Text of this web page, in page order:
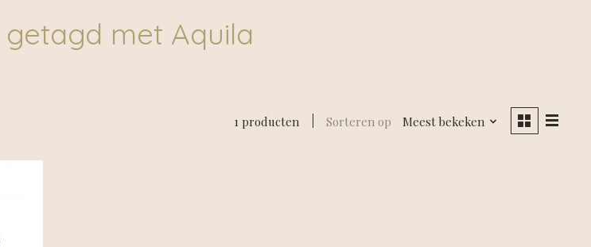
met Aquila
1 producten Sorteren op Meest bekeken